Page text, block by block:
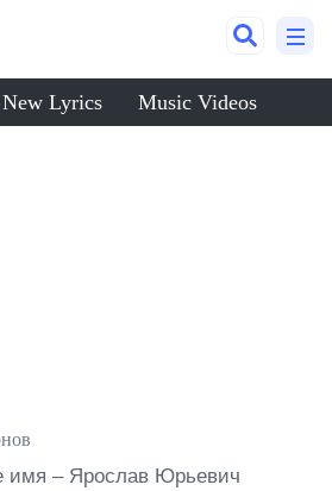
New Lyrics Music Videos
имя – Ярослав Юрьевич